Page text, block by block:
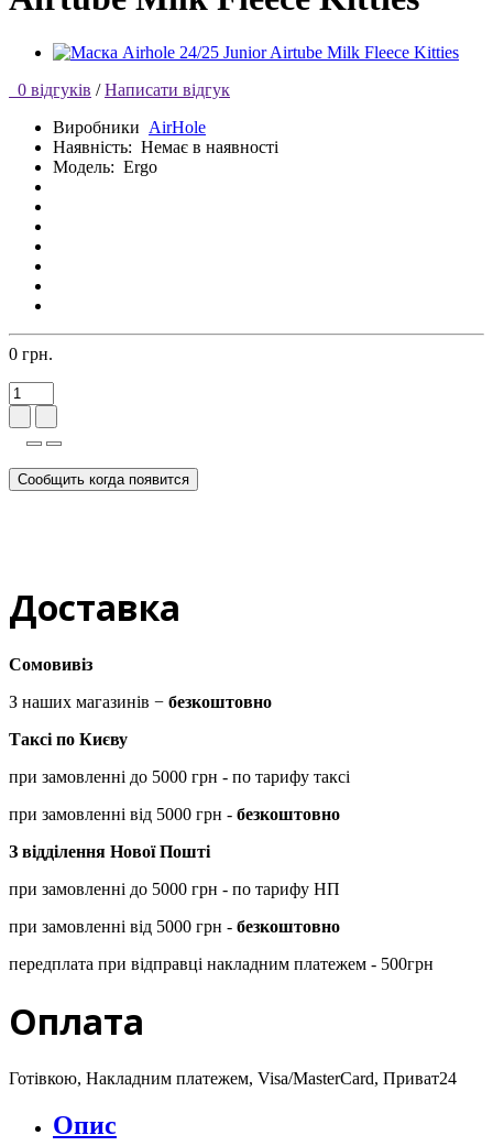
0 відгуків / Написати відгук
Виробники AirHole
Наявність: Немає в наявності
Модель: Ergo
0 грн.
Сообщить когда появится
Доставка
Сомовивіз
З наших магазинів − безкоштовно
Таксі по Києву
при замовленні до 5000 грн - по тарифу таксі
при замовленні від 5000 грн - безкоштовно
З відділення Нової Пошті
при замовленні до 5000 грн - по тарифу НП
при замовленні від 5000 грн - безкоштовно
передплата при відправці накладним платежем - 500грн
Оплата
Готівкою, Накладним платежем, Visa/MasterCard, Приват24
Опис